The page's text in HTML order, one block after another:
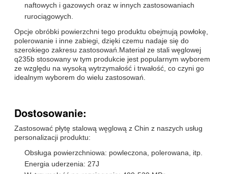
naftowych i gazowych oraz w innych zastosowaniach
rurociągowych.
Opcje obróbki powierzchni tego produktu obejmują powłokę,
polerowanie i inne zabiegi, dzięki czemu nadaje się do
szerokiego zakresu zastosowań.Materiał ze stali węglowej
q235b stosowany w tym produkcie jest popularnym wyborem
ze względu na wysoką wytrzymałość i trwałość, co czyni go
idealnym wyborem do wielu zastosowań.
Dostosowanie:
Zastosować płytę stalową węglową z Chin z naszych usług
personalizacji produktu:
Obsługa powierzchniowa: powleczona, polerowana, itp.
Energia uderzenia: 27J